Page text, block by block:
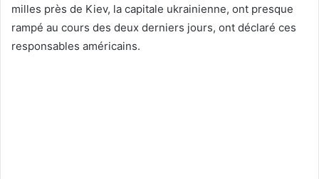
milles près de Kiev, la capitale ukrainienne, ont presque
rampé au cours des deux derniers jours, ont déclaré ces
responsables américains.